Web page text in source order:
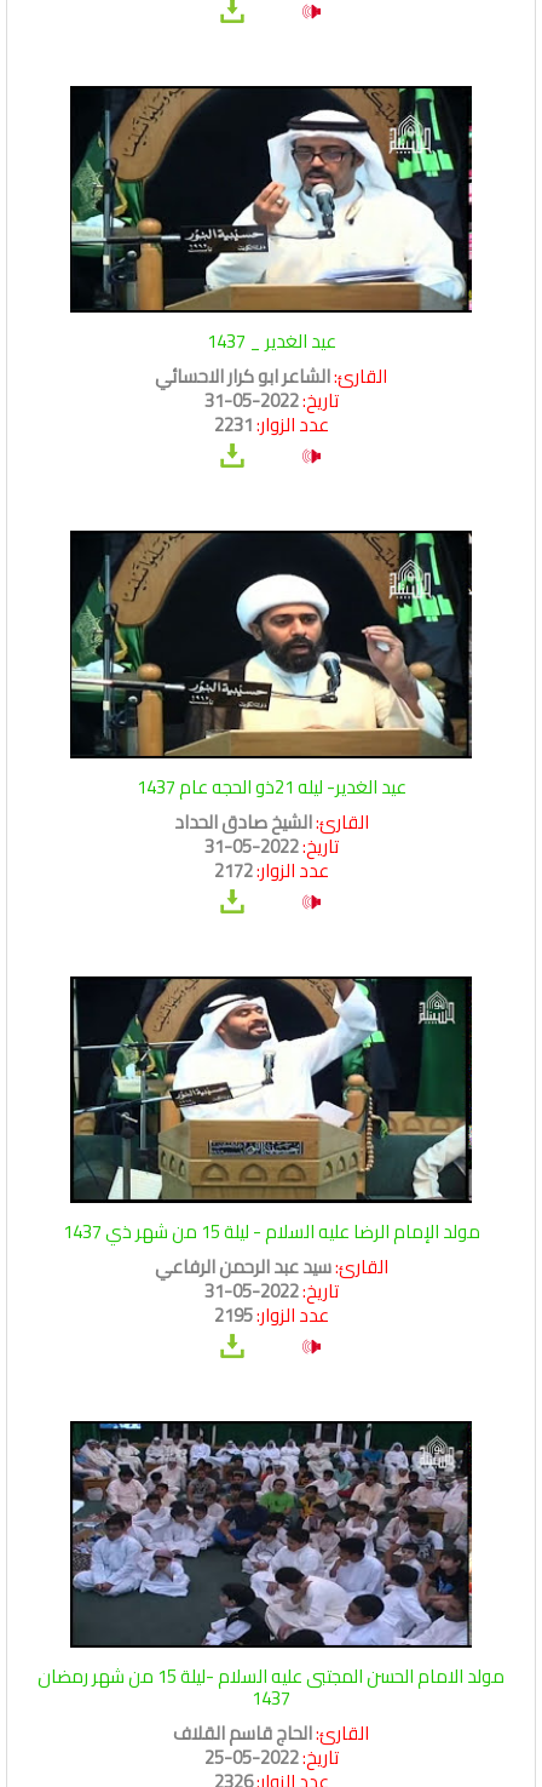
عيد الغدير _ 1437
القارئ:الشاعر ابو كرار الاحسائي
تاريخ:2022-05-31
عدد الزوار:2231
عيد الغدير- ليله 21ذو الحجه عام 1437
القارئ:الشيخ صادق الحداد
تاريخ:2022-05-31
عدد الزوار:2172
مولد الإمام الرضا عليه السلام - ليلة 15 من شهر ذي 1437
القارئ:سيد عبد الرحمن الرفاعي
تاريخ:2022-05-31
عدد الزوار:2195
مولد الامام الحسن المجتبى عليه السلام -ليلة 15 من شهر رمضان
1437
القارئ:الحاج قاسم القلاف
تاريخ:2022-05-25